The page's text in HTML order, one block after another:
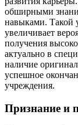
обширными
навыками. Такой
увеличивает
получения
актуально в
наличие
успешное
учреждения.
Признание и